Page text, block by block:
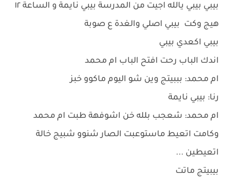
بيبي بيبي يالله اجيت من المدرسة بيبي نايمة و الساعة ١٢
هيج وكت بيبي اصلي والغدة ع صوبة
بيبي اكعدي بيبي
اندك الباب رحت افتح الباب ام محمد
ام محمد: بببيتج وين شو اليوم ماكوو خبز
رنا: بيبي نايمة
ام محمد: شعجب بلله خن اشوفهة طبت ام محمد
وكامت اتعيط ماستوعبت الصار شنوو شبيج خالة
اتعيطين ...
بيبيتج ماتت